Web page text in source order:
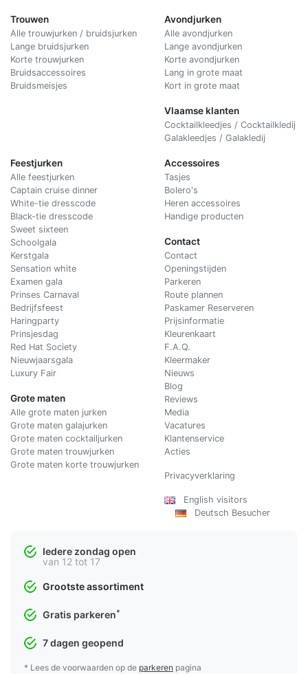
Trouwen
Alle trouwjurken / bruidsjurken
Lange bruidsjurken
Korte trouwjurken
Bruidsaccessoires
Bruidsmeisjes
Avondjurken
Alle avondjurken
Lange avondjurken
Korte avondjurken
Lang in grote maat
Kort in grote maat
Vlaamse klanten
Cocktailkleedjes / Cocktailkledij
Galakleedjes / Galakledij
Feestjurken
Alle feestjurken
Captain cruise dinner
White-tie dresscode
Black-tie dresscode
Sweet sixteen
Schoolgala
Kerstgala
Sensation white
Examen gala
Prinses Carnaval
Bedrijfsfeest
Haringparty
Prinsjesdag
Red Hat Society
Nieuwjaarsgala
Luxury Fair
Grote maten
Alle grote maten jurken
Grote maten galajurken
Grote maten cocktailjurken
Grote maten trouwjurken
Grote maten korte trouwjurken
Accessoires
Tasjes
Bolero's
Heren accessoires
Handige producten
Contact
Contact
Openingstijden
Parkeren
Route plannen
Paskamer Reserveren
Prijsinformatie
Kleurenkaart
F.A.Q.
Kleermaker
Nieuws
Blog
Reviews
Media
Vacatures
Klantenservice
Acties
Privacyverklaring
English visitors
Deutsch Besucher
Iedere zondag open
van 12 tot 17
Grootste assortiment
Gratis parkeren*
7 dagen geopend
* Lees de voorwaarden op de parkeren pagina